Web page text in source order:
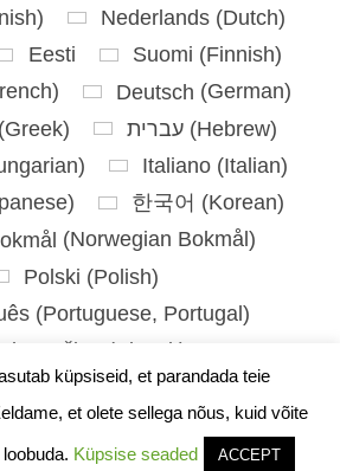
küpsiseid, et parandada teie
et olete sellega nõus, kuid võite
Küpsise seaded ACCEPT
) Nederlands (Dutch)
Eesti Suomi (Finnish)
) Deutsch (German)
Greek) עברית(Hebrew)
) Italiano(Italian)
) 한국어 (Korean)
(Norwegian Bokmål)
Polski (Polish)
(Portuguese, Portugal)
Slovenčina
(Slovak )
(Slovenian)
) Svenska(Swedish)